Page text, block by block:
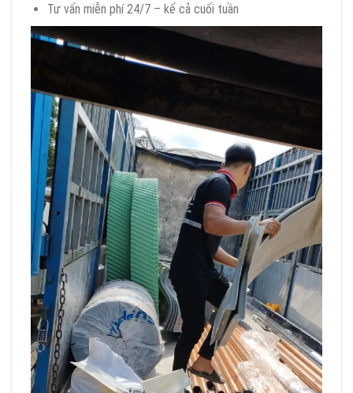
Tư vấn miễn phí 24/7 – kể cả cuối tuần